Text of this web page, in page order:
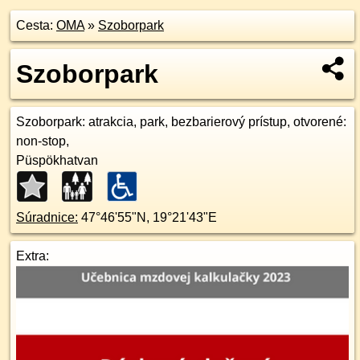
Cesta: OMA» Szoborpark
Szoborpark
Szoborpark: atrakcia, park, bezbarierový prístup, otvorené:
non-stop,
Püspökhatvan
Súradnice: 47°46'55"N , 19°21'43"E
Extra: